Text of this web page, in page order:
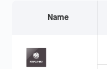
Name